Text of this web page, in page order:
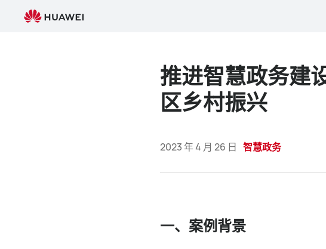
推进智慧政务建
区乡村振兴
2023 年 4 月 26 日 智慧政务
一、案例背景